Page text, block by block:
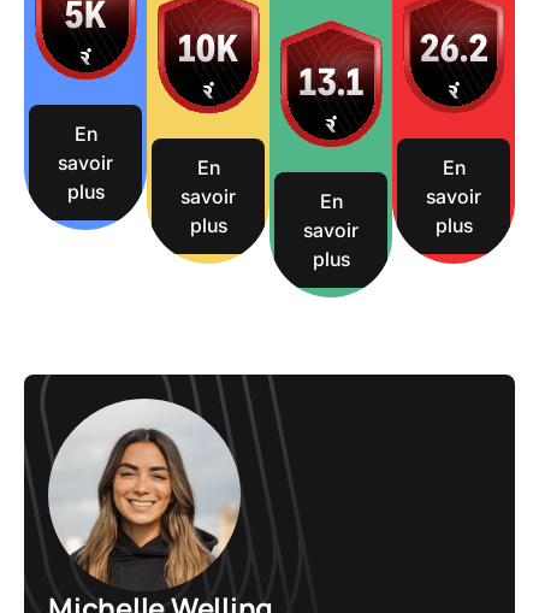
En
savoir
plus
En
savoir
plus
En
savoir
plus
En
savoir
plus